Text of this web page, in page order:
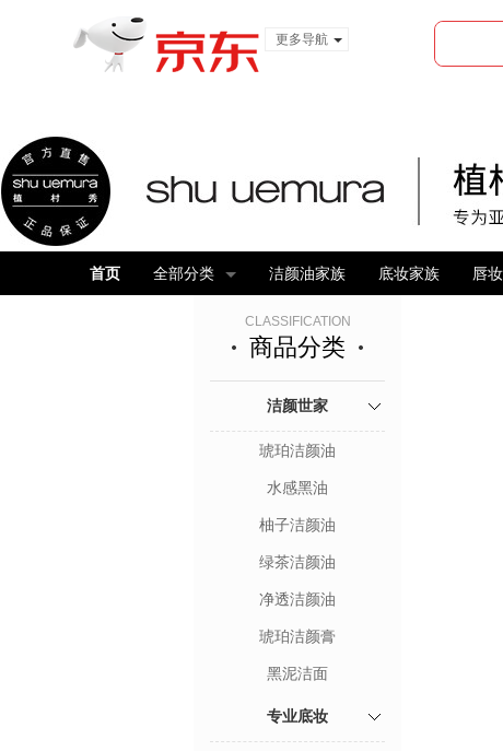
更多导航
首页 全部分类 洁颜油家族 底妆家族 唇
CLASSIFICATION
商品分类
洁颜世家
琥珀洁颜油
水感黑油
柚子洁颜油
绿茶洁颜油
净透洁颜油
琥珀洁颜膏
黑泥洁面
专业底妆